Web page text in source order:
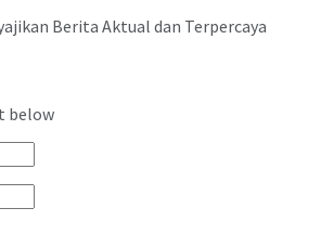
Berita Aktual dan Terpercaya
below